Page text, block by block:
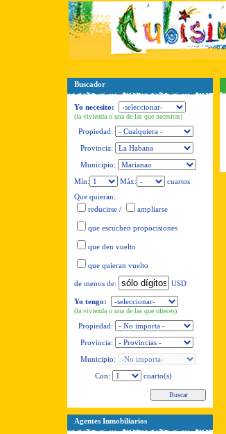
Buscador
Yo necesito:
(la vivienda o una de las que necesitas)
Propiedad:
Provincia:
Municipio:
Mín:
Máx:
cuartos
Que quieran:
reducirse / ampliarse
que escuchen propocisiones
que den vuelto
que quieran vuelto
de menos de: USD
Yo tengo:
(la vivienda o una de las que ofreces)
Propiedad:
Provincia:
Municipio:
Con:
cuarto(s)
Agentes Inmobiliarios